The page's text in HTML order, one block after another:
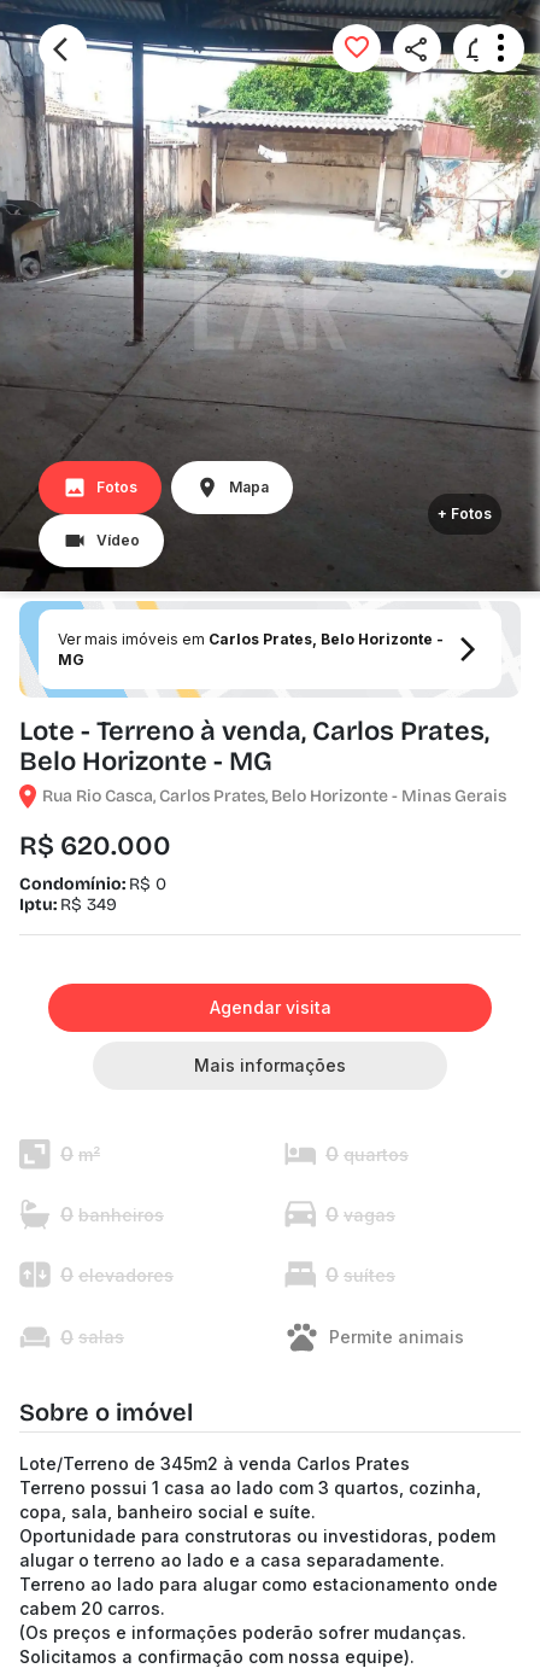
Fotos Mapa
Vídeo
+ Fotos
Ver mais imóveis em Carlos Prates, Belo Horizonte -
MG
Lote - Terreno à venda, Carlos Prates,
Belo Horizonte - MG
Rua Rio Casca, Carlos Prates, Belo Horizonte - Minas Gerais
R$ 620.000
Condomínio: R$ 0
Iptu: R$ 349
Agendar visita
Mais informações
0 m² 0 quartos
0 banheiros 0 vagas
0 elevadores 0 suítes
0 salas Permite animais
Sobre o imóvel
Lote/Terreno de 345m2 à venda Carlos Prates
Terreno possui 1 casa ao lado com 3 quartos, cozinha,
copa, sala, banheiro social e suíte.
Oportunidade para construtoras ou investidoras, podem
alugar o terreno ao lado e a casa separadamente.
Terreno ao lado para alugar como estacionamento onde
cabem 20 carros.
(Os preços e informações poderão sofrer mudanças.
Solicitamos a confirmação com nossa equipe).